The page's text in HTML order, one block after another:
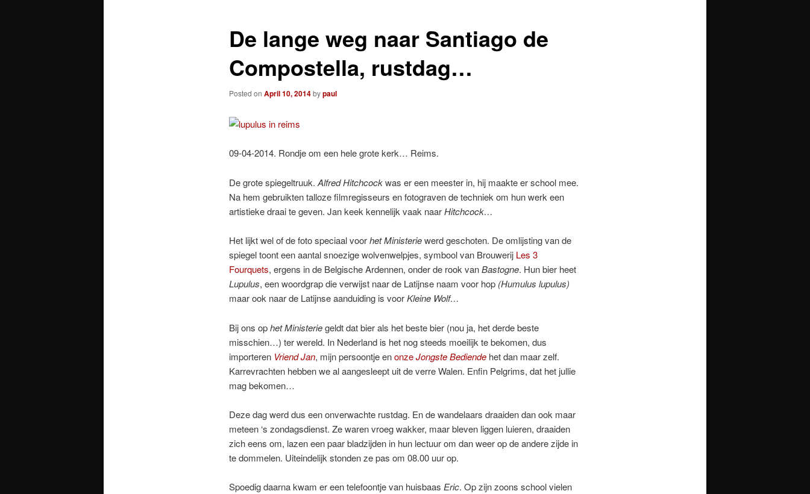
De lange weg naar Santiago de
Compostella, rustdag…
Posted on April 10, 2014bypaul
09-04-2014. Rondje om een hele grote kerk… Reims.
De grote spiegeltruuk. Alfred Hitchcockwas er een meester in, hij maakte er school mee.
Na hem gebruikten talloze filmregisseurs en fotograven de techniek om hun werk een
artistieke draai te geven. Jan keek kennelijk vaak naarHitchcock…
Het lijkt wel of de foto speciaal voorhet Ministeriewerd geschoten. De omlijsting van de
spiegel toont een aantal snoezige wolvenwelpjes, symbool van Brouwerij Les 3
Fourquets, ergens in de Belgische Ardennen, onder de rook vanBastogne. Hun bier heet
Lupulus, een woordgrap die verwijst naar de Latijnse naam voor hop(Humulus lupulus)
maar ook naar de Latijnse aanduiding is voorKleine Wolf…
Bij ons ophet Ministeriegeldt dat bier als het beste bier (nou ja, het derde beste
misschien…) ter wereld. In Nederland is het nog steeds moeilijk te bekomen, dus
importeren Vriend Jan, mijn persoontje enonzeJongste Bediendehet dan maar zelf.
Karrevrachten hebben we al aangesleept uit de verre Walen. Enfin Pelgrims, dat het jullie
mag bekomen…
Deze dag werd dus een onverwachte rustdag. En de wandelaars draaiden dan ook maar
meteen ‘s zondagsdienst. Ze waren vroeg wakker, maar bleven liggen luieren, draaiden
zich eens om, lazen een paar bladzijden in hun lectuur om dan weer op de andere zijde in
te dommelen. Uiteindelijk stonden ze pas om 08.00 uur op.
Spoedig daarna kwam er een telefoontje van huisbaas Eric. Op zijn zoons school vielen